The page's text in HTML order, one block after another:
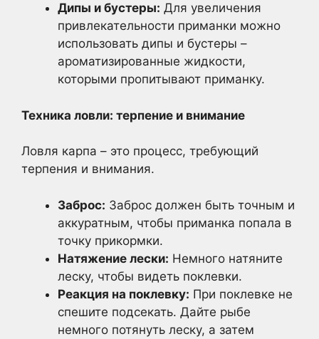
Дипы и бустеры: Для увеличения
привлекательности приманки можно
использовать дипы и бустеры –
ароматизированные жидкости,
которыми пропитывают приманку.
Техника ловли: терпение и внимание
Ловля карпа – это процесс, требующий
терпения и внимания.
Заброс: Заброс должен быть точным и
аккуратным, чтобы приманка попала в
точку прикормки.
Натяжение лески: Немного натяните
леску, чтобы видеть поклевки.
Реакция на поклевку: При поклевке не
спешите подсекать. Дайте рыбе
немного потянуть леску, а затем